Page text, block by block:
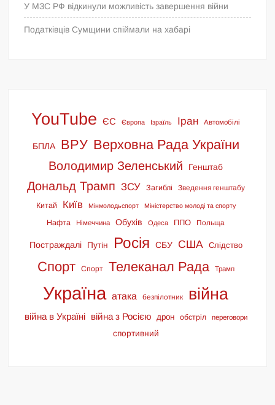
У МЗС РФ відкинули можливість завершення війни
Податківців Сумщини спіймали на хабарі
YouTube ЄС Європа Ізраїль Іран Автомобілі
БПЛА ВРУ Верховна Рада України
Володимир Зеленський Генштаб
Дональд Трамп ЗСУ Загиблі Зведення генштабу
Китай Київ Мінмолодьспорт Міністерство молоді та спорту
Нафта Німеччина Обухів Одеса ППО Польща
Постраждалі Путін Росія СБУ США Слідство
Спорт Спорт Телеканал Рада Трамп
Україна атака безпілотник війна
війна в Україні війна з Росією дрон обстріл переговори
спортивний